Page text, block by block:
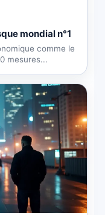
mondial n°1
comme le
mesures...